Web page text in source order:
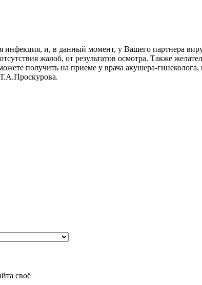
инфекция, и, в данный момент, у Вашего партнера
жалоб, от результатов осмотра. Также
получить на приеме у врача акушера-гинеколога,
своё